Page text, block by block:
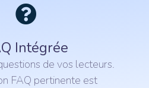
Intégrée
de vos lecteurs.
FAQ pertinente est